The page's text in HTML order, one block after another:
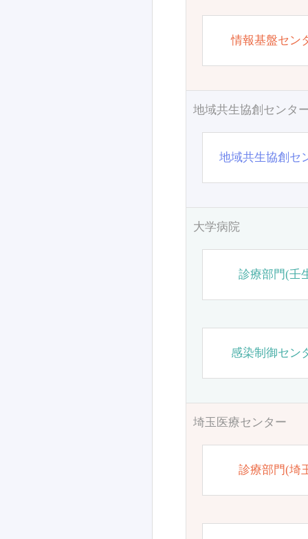
情報基盤セン
地域共生協創センタ
地域共生協創セ
大学病院
診療部門(壬
感染制御セン
埼玉医療センター
診療部門(埼